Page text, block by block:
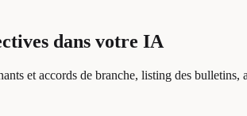
dans votre IA
et accords de branche, listing des bulletins,